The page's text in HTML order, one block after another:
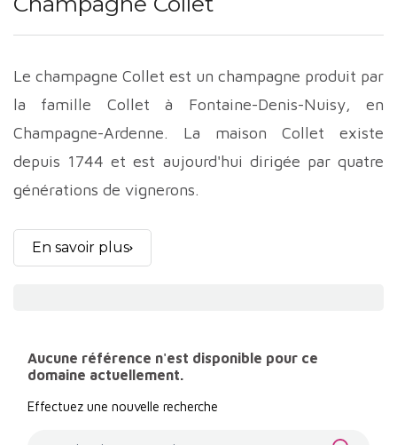
Le champagne Collet est un champagne produit par
la famille Collet à Fontaine-Denis-Nuisy, en
Champagne-Ardenne. La maison Collet existe
depuis 1744 et est aujourd'hui dirigée par quatre
générations de vignerons.
Les frères Collet ont un joli domaine familial de 6
hectares dans le Sézannais planté en majorité de
grande majorité des cas, une attention toute
particulière est apporté au travail précis
d’assemblage et au dosage millimétré quasi tous
extra-brut. Le domaine est certifié Bio depuis mars
En savoir plus
Aucune référence n'est disponible pour ce
domaine actuellement.
Effectuez une nouvelle recherche